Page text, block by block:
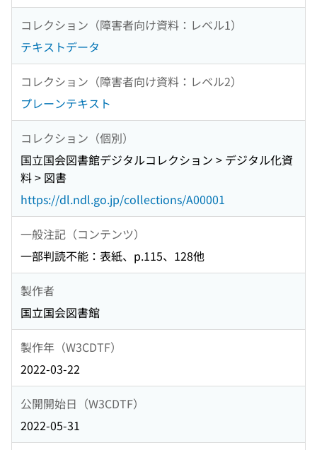
コレクション（障害者向け資料：レベル1）
テキストデータ
コレクション（障害者向け資料：レベル2）
プレーンテキスト
コレクション（個別）
国立国会図書館デジタルコレクション > デジタル化資
料 > 図書
https://dl.ndl.go.jp/collections/A00001
一般注記（コンテンツ）
一部判読不能：表紙、p.115、128他
製作者
国立国会図書館
製作年（W3CDTF）
2022-03-22
公開開始日（W3CDTF）
2022-05-31